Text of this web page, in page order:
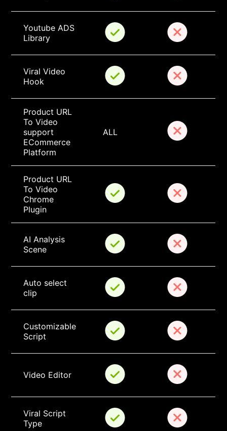
Youtube ADS
Library
Viral Video
Hook
Product URL
To Video
support
ECommerce
Platform
ALL
Product URL
To Video
Chrome
Plugin
AI Analysis
Scene
Auto select
clip
Customizable
Script
Video Editor
Viral Script
Type